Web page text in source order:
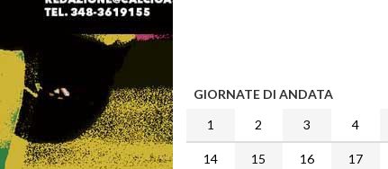
GIORNATE DI ANDATA
1
2 3 4
14 15 16 17